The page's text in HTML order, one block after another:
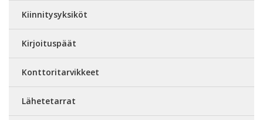
Kiinnitysyksiköt
Kirjoituspäät
Konttoritarvikkeet
Lähetetarrat